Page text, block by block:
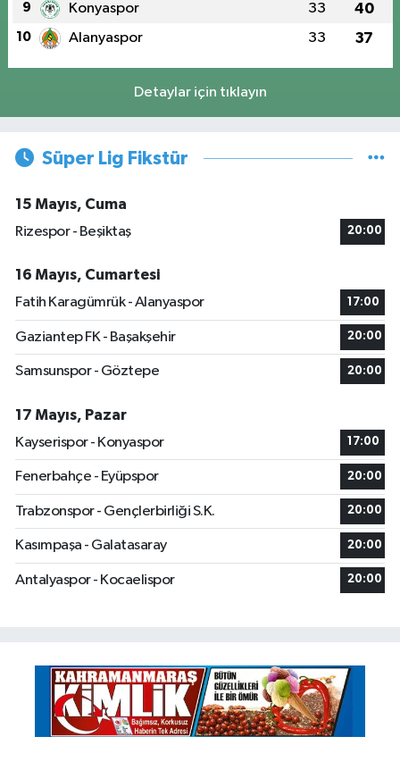
9 Konyaspor 33 40
10 Alanyaspor 33 37
Detaylar için tıklayın
Süper Lig Fikstür
15 Mayıs, Cuma
Rizespor - Beşiktaş
20:00
16 Mayıs, Cumartesi
Fatih Karagümrük - Alanyaspor
17:00
Gaziantep FK - Başakşehir 20:00
Samsunspor - Göztepe 20:00
17 Mayıs, Pazar
Kayserispor - Konyaspor
17:00
Fenerbahçe - Eyüpspor 20:00
Trabzonspor - Gençlerbirliği S.K. 20:00
Kasımpaşa - Galatasaray 20:00
Antalyaspor - Kocaelispor 20:00